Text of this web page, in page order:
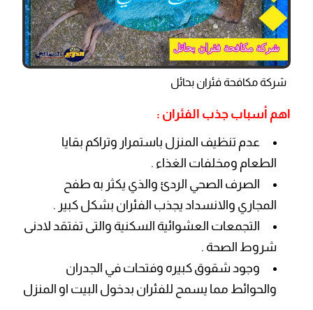
شركة مكافحة فئران بحائل
اهم أسباب جذب الفئران :
عدم تنظيف المنزل باستمرار وتراكم بقايا
الطعام ومخلفات الغذاء .
الصرف الصحي الردئ والذي يكثر به طفح
المجاري والانسداد يجذب الفئران بشكل كبير .
التجمعات العشوائية السكنية والتى تفتقد لادنى
شروط الصحة .
وجود شقوق كبيره وفتحات في الجدران
والحوائط مما يسمح للفئران بدخول البيت او المنزل